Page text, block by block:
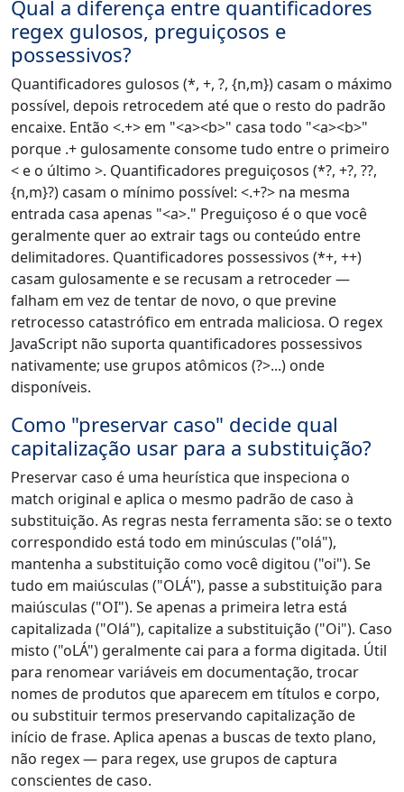
Qual a diferença entre quantificadores
regex gulosos, preguiçosos e
possessivos?
Quantificadores gulosos (*, +, ?, {n,m}) casam o máximo
possível, depois retrocedem até que o resto do padrão
encaixe. Então <.+> em "<a><b>" casa todo "<a><b>"
porque .+ gulosamente consome tudo entre o primeiro
< e o último >. Quantificadores preguiçosos (*?, +?, ??,
{n,m}?) casam o mínimo possível: <.+?> na mesma
entrada casa apenas "<a>." Preguiçoso é o que você
geralmente quer ao extrair tags ou conteúdo entre
delimitadores. Quantificadores possessivos (*+, ++)
casam gulosamente e se recusam a retroceder —
falham em vez de tentar de novo, o que previne
retrocesso catastrófico em entrada maliciosa. O regex
JavaScript não suporta quantificadores possessivos
nativamente; use grupos atômicos (?>...) onde
disponíveis.
Como "preservar caso" decide qual
capitalização usar para a substituição?
Preservar caso é uma heurística que inspeciona o
match original e aplica o mesmo padrão de caso à
substituição. As regras nesta ferramenta são: se o texto
correspondido está todo em minúsculas ("olá"),
mantenha a substituição como você digitou ("oi"). Se
tudo em maiúsculas ("OLÁ"), passe a substituição para
maiúsculas ("OI"). Se apenas a primeira letra está
capitalizada ("Olá"), capitalize a substituição ("Oi"). Caso
misto ("oLÁ") geralmente cai para a forma digitada. Útil
para renomear variáveis em documentação, trocar
nomes de produtos que aparecem em títulos e corpo,
ou substituir termos preservando capitalização de
início de frase. Aplica apenas a buscas de texto plano,
não regex — para regex, use grupos de captura
conscientes de caso.